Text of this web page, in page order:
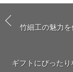
竹細工の魅力
ギフトにぴった